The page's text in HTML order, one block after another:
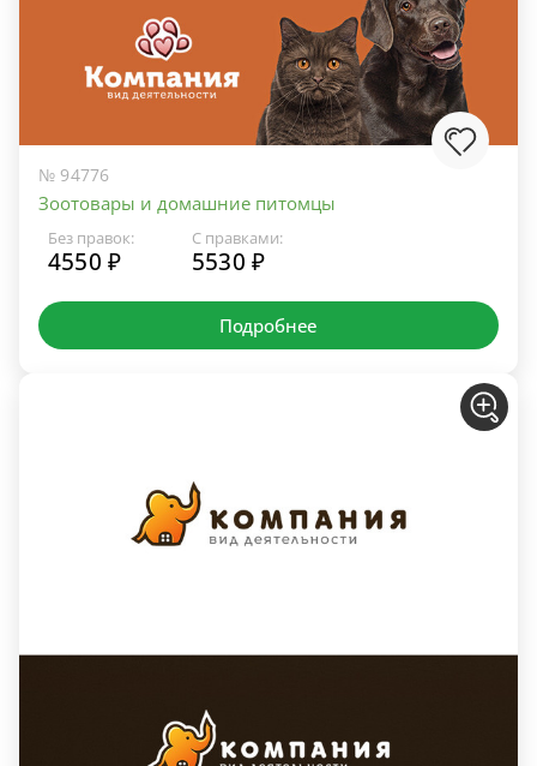
№ 94776
Зоотовары и домашние питомцы
Без правок:
4550 ₽
С правками:
5530 ₽
Подробнее